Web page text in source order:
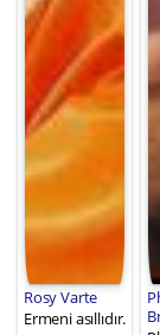
Rosy Varte
Ermeni asıllıdır.